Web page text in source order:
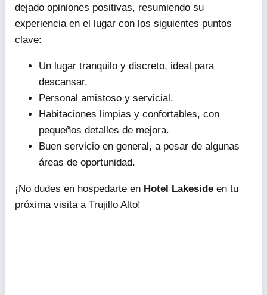
dejado opiniones positivas, resumiendo su
experiencia en el lugar con los siguientes puntos
clave:
Un lugar tranquilo y discreto, ideal para
descansar.
Personal amistoso y servicial.
Habitaciones limpias y confortables, con
pequeños detalles de mejora.
Buen servicio en general, a pesar de algunas
áreas de oportunidad.
¡No dudes en hospedarte en Hotel Lakeside en tu
próxima visita a Trujillo Alto!